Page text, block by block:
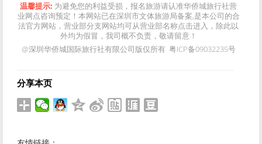
温馨提示: 为避免您的利益受损，报名旅游请认准华侨城旅行社营
业网点咨询预定！本网站已在深圳市文体旅游局备案,是本公司的合
法官方网站，营业部分支网站均可从营业部名称点击进入，除此以
外均为假冒，我司概不负责，敬请留意！
@深圳华侨城国际旅行社有限公司版仅所有 粤ICP备09032235号
分享本页